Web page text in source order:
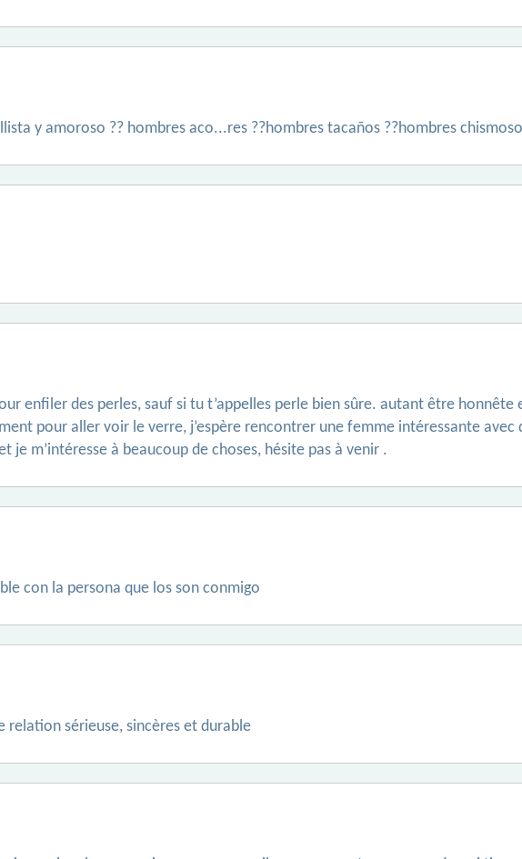
y amoroso ?? hombres aco...res ??hombres tacaños ??hombres
enfiler des perles, sauf si tu t’appelles perle bien sûre. autant être honnête
pour aller voir le verre, j’espère rencontrer une femme intéressante avec
je m’intéresse à beaucoup de choses, hésite pas à venir .
con la persona que los son conmigo
relation sérieuse, sincères et durable